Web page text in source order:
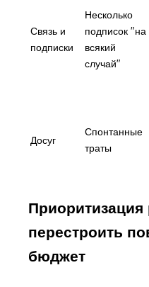
Связь и
подписки
Несколько
подписок "на
всякий
случай"
Досуг
Спонтанные
траты
Приоритизация
перестроить
бюджет